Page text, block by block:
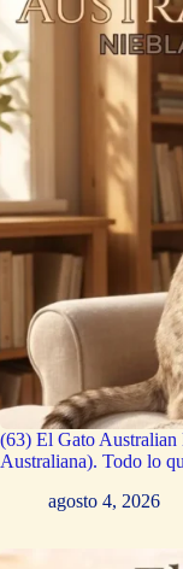
(63) El Gato
Australiana). Todo lo
agosto 4, 2026